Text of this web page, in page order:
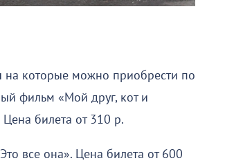
на которые можно приобрести по
фильм «Мой друг, кот и
билета от 310 р.
все она». Цена билета от 600